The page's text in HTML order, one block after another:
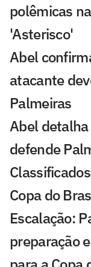
polêmicas
'Asterisco'
Abel
atacante
Palmeiras
Abel
defende
Copa do
Escalação:
preparação